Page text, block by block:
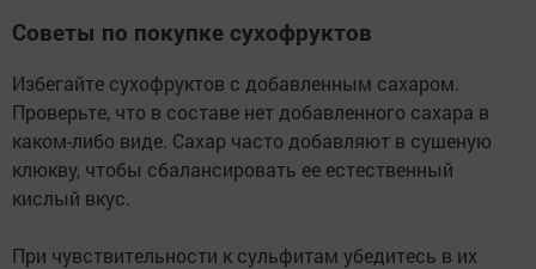
Советы по покупке сухофруктов
Избегайте сухофруктов с добавленным сахаром.
Проверьте, что в составе нет добавленного сахара в
каком-либо виде. Сахар часто добавляют в сушеную
клюкву, чтобы сбалансировать ее естественный
кислый вкус.
При чувствительности к сульфитам убедитесь в их